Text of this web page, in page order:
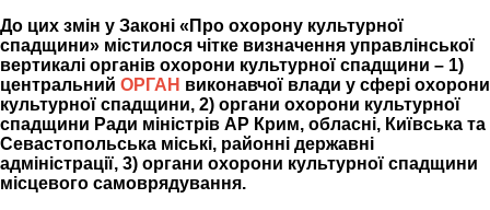
До цих змін у Законі «Про охорону культурної
спадщини» містилося чітке визначення управлінської
вертикалі органів охорони культурної спадщини – 1)
центральний ОРГАН виконавчої влади у сфері охорони
культурної спадщини, 2) органи охорони культурної
спадщини Ради міністрів АР Крим, обласні, Київська та
Севастопольська міські, районні державні
адміністрації, 3) органи охорони культурної спадщини
місцевого самоврядування.